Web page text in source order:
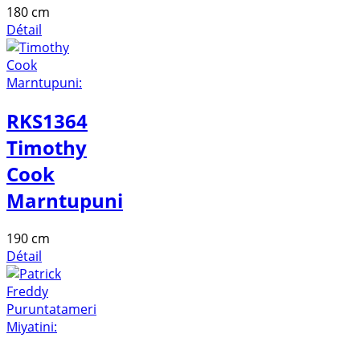
180 cm
Détail
RKS1364
Timothy
Cook
Marntupuni
190 cm
Détail